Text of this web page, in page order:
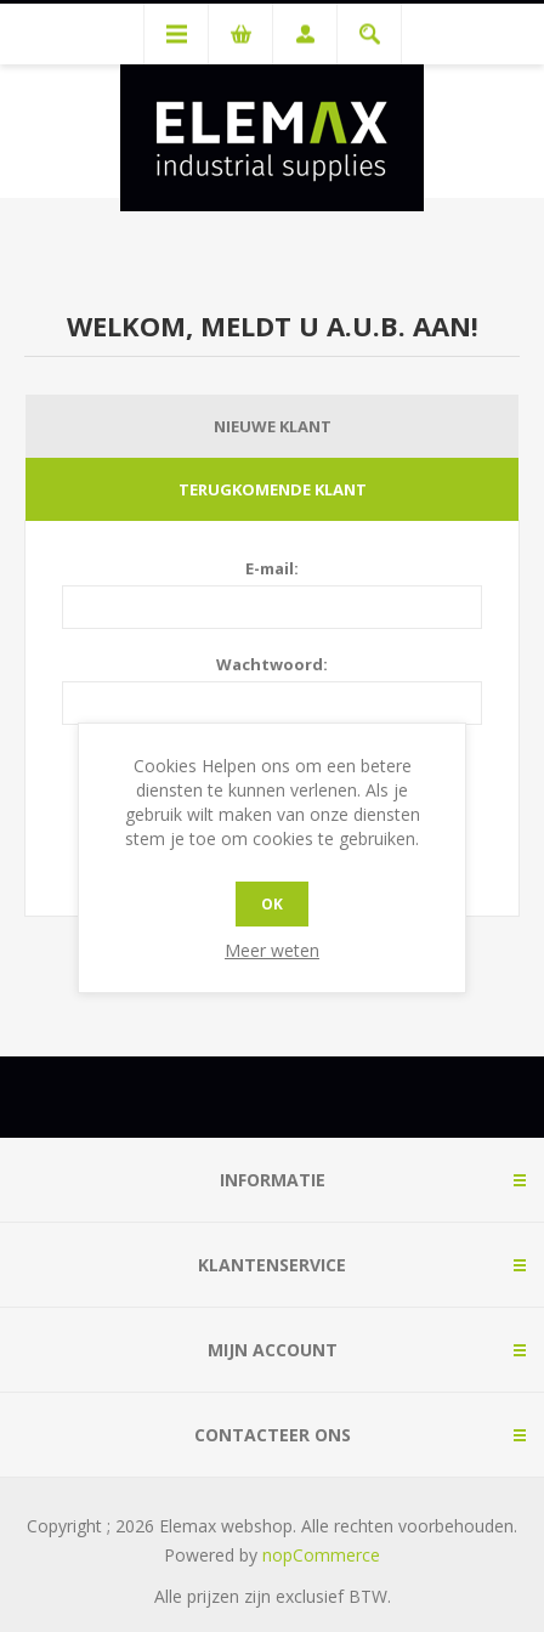
Je hebt een account nodig om prijzen te bekijken en bestellingen te
WELKOM, MELDT U A.U.B. AAN!
NIEUWE KLANT
TERUGKOMENDE KLANT
E-mail:
Wachtwoord:
Onthoudt mij? Wachtwoord vergeten?
INFORMATIE
KLANTENSERVICE
MIJN ACCOUNT
CONTACTEER ONS
Copyright ; 2026 Elemax webshop. Alle rechten voorbehouden.
Powered by nopCommerce
Alle prijzen zijn exclusief BTW.
Cookies Helpen ons om een betere
diensten te kunnen verlenen. Als je
gebruik wilt maken van onze diensten
stem je toe om cookies te gebruiken.
OK
Meer weten